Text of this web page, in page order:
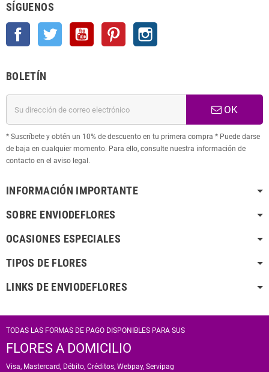
SÍGUENOS
Facebook Twitter YouTube Pinterest
BOLETÍN
OK
* Suscríbete y obtén un 10% de descuento en tu primera compra * Puede darse
de baja en cualquier momento. Para ello, consulte nuestra información de
contacto en el aviso legal.
INFORMACIÓN IMPORTANTE
SOBRE ENVIODEFLORES
OCASIONES ESPECIALES
TIPOS DE FLORES
LINKS DE ENVIODEFLORES
TODAS LAS FORMAS DE PAGO DISPONIBLES PARA SUS
FLORES A DOMICILIO
Visa, Mastercard, Débito, Créditos, Webpay, Servipag